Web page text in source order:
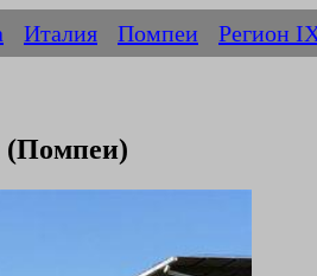
Италия Помпеи Регион
(Помпеи)